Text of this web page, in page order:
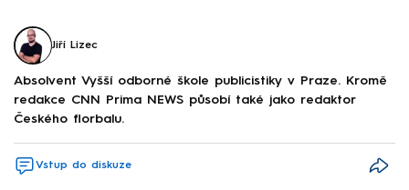
Jiří Lizec
Absolvent Vyšší odborné škole publicistiky v Praze. Kromě
redakce CNN Prima NEWS působí také jako redaktor
Českého florbalu.
Vstup do diskuze